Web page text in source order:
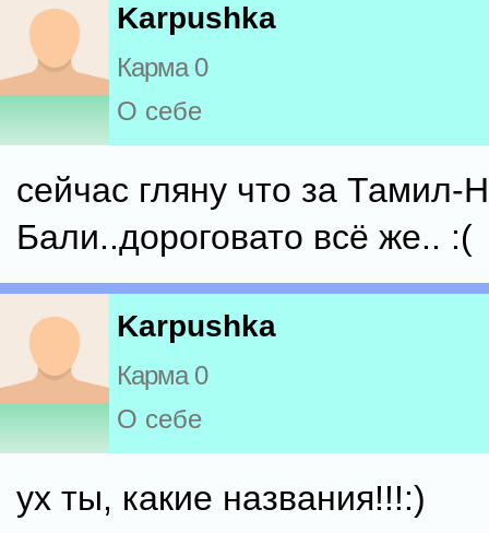
Karpushka
Карма 0
О себе
сейчас гляну что за Тамил-
Бали..дороговато всё же.. :(
Karpushka
Карма 0
О себе
ух ты, какие названия!!!:)